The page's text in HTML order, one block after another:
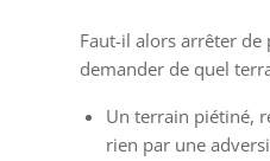
Faut-il alors arrêter de
demander de quel
Un terrain piétiné,
rien par une